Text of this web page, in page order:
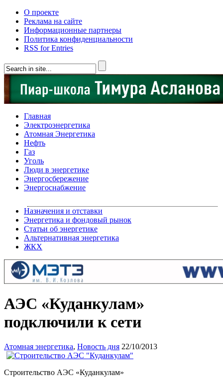
О проекте
Реклама на сайте
Информационные партнеры
Политика конфиденциальности
RSS for Entries
Главная
Электроэнергетика
Атомная Энергетика
Нефть
Газ
Уголь
Люди в энергетике
Энергосбережение
Энергоснабжение
Назначения и отставки
Энергетика и фондовый рынок
Статьи об энергетике
Альтернативная энергетика
ЖКХ
АЭС «Куданкулам»
подключили к сети
Атомная энергетика, Новость дня 22/10/2013
Строительство АЭС «Куданкулам»